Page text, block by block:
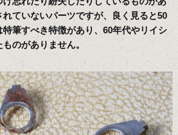
ていないパーツですが、良く見ると50
筆すべき特徴があり、60年代やリイシ
のがありません。